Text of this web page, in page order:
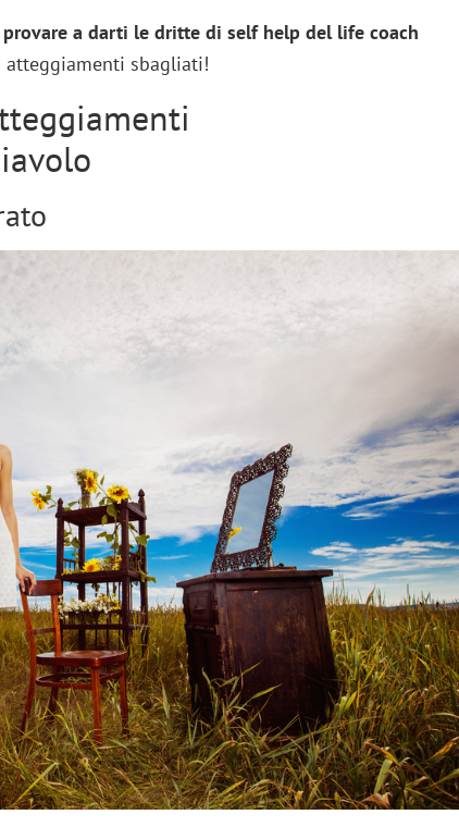
provare a darti le dritte di self help del life coach
atteggiamenti sbagliati!